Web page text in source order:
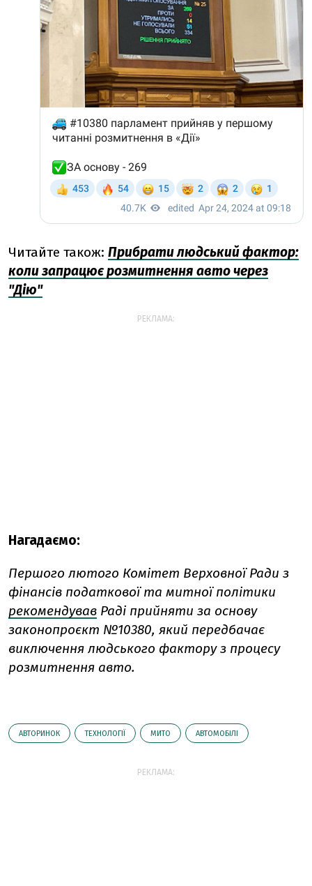
Читайте також: Прибрати людський фактор:
коли запрацює розмитнення авто через
"Дію"
РЕКЛАМА:
Нагадаємо:
Першого лютого Комітет Верховної Ради з
фінансів податкової та митної політики
рекомендував Раді прийняти за основу
законопроєкт №10380, який передбачає
виключення людського фактору з процесу
розмитнення авто.
АВТОРИНОК ТЕХНОЛОГІЇ МИТО АВТОМОБІЛІ
РЕКЛАМА: